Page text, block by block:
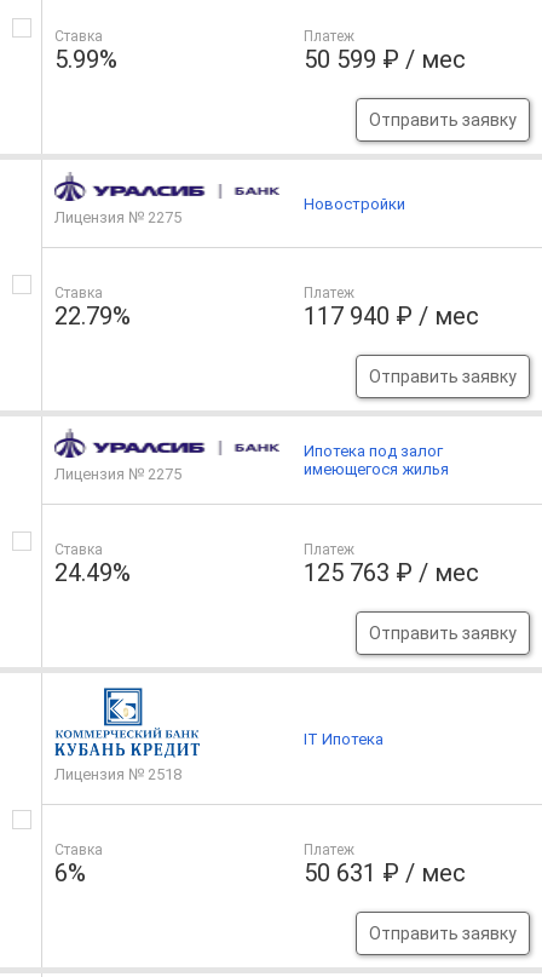
Ставка
5.99%
Платеж
50 599 ₽ / мес
Отправить заявку
Лицензия № 2275
Ставка
22.79%
Платеж
117 940 ₽ / мес
Отправить заявку
Новостройки
Лицензия № 2275
Ставка
24.49%
Платеж
125 763 ₽ / мес
Отправить заявку
Ипотека под залог
имеющегося жилья
Лицензия № 2518
Ставка
6%
Платеж
50 631 ₽ / мес
Отправить заявку
IT Ипотека